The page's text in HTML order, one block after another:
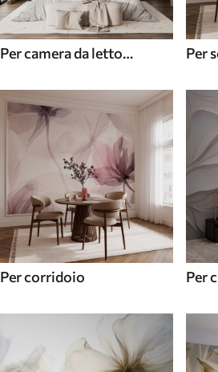
Per camera da letto
Per
Per corridoio Per